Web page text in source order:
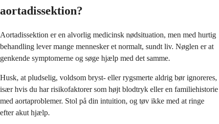
aortadissektion?
Aortadissektion er en alvorlig medicinsk nødsituation, men med hurtig
behandling lever mange mennesker et normalt, sundt liv. Nøglen er at
genkende symptomerne og søge hjælp med det samme.
Husk, at pludselig, voldsom bryst- eller rygsmerte aldrig bør ignoreres,
især hvis du har risikofaktorer som højt blodtryk eller en familiehistorie
med aortaproblemer. Stol på din intuition, og tøv ikke med at ringe
efter akut hjælp.